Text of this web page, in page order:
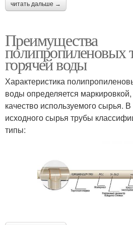
читать дальше →
Преимущества
полипропиленовых
горячей воды
Характеристика
воды определяется
качество используемого сырья.
исходного сырья трубы
типы: